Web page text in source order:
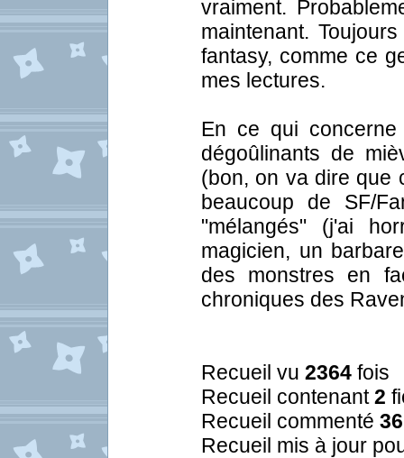
vraiment.
maintenant.
fantasy, comme ce
mes lectures.
En ce qui
dégoûlinants de
(bon, on va dire que
beaucoup de SF/
"mélangés" (j'ai
magicien, un
des monstres en
chroniques des
Recueil vu 2364 fois
Recueil contenant2
Recueil commenté 36
Recueil mis à jour